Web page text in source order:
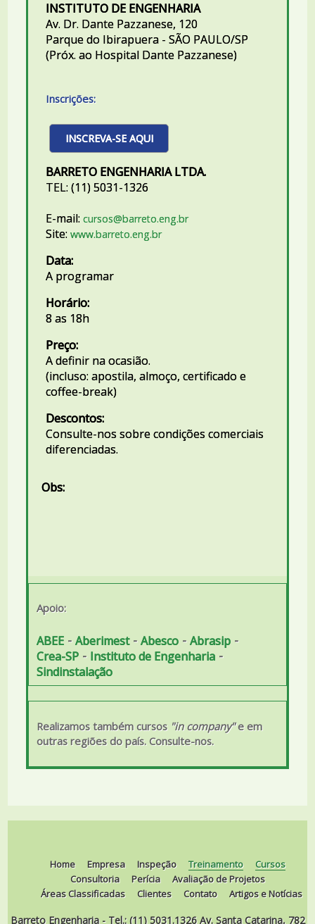
INSTITUTO DE ENGENHARIA
Av. Dr. Dante Pazzanese, 120
Parque do Ibirapuera - SÃO PAULO/SP
(Próx. ao Hospital Dante Pazzanese)
Inscrições:
INSCREVA-SE AQUI
BARRETO ENGENHARIA LTDA.
TEL: (11) 5031-1326
E-mail:cursos@barreto.eng.br
Site:www.barreto.eng.br
Data:
A programar
Horário:
8 as 18h
Preço:
A definir na ocasião.
(incluso: apostila, almoço, certificado e
coffee-break)
Descontos:
Consulte-nos sobre condições comerciais
diferenciadas.
Obs:
Apoio:
ABEE -Aberimest-Abesco -Abrasip -
Crea-SP - Instituto de Engenharia -
Sindinstalação
Realizamos também cursos "in company"e em
outras regiões do país. Consulte-nos.
Home Empresa Inspeção Treinamento
Cursos
Consultoria
Perícia
Avaliação de Projetos
Áreas Classificadas
Clientes Contato Artigos e Notícias
Barreto Engenharia - Tel.: (11) 5031.1326 Av. Santa Catarina, 782